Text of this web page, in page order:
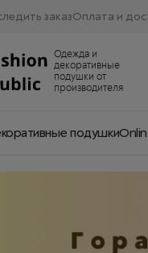
заказОплата и
Одежда и
декоративные
подушки от
производителя
подушки